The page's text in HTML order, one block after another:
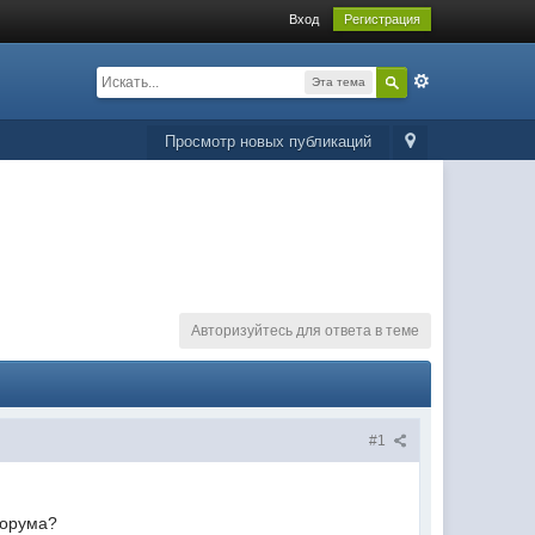
Вход Регистрация
Эта тема
Просмотр новых публикаций
Авторизуйтесь для ответа в теме
#1